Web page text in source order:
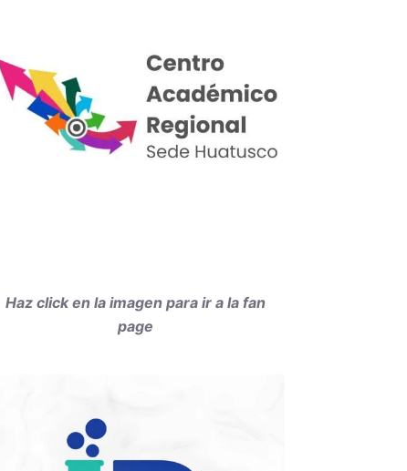
Haz click en la imagen para ir a la fan
page